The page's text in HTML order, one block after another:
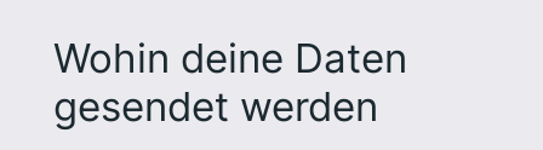
Wohin deine Daten
gesendet werden